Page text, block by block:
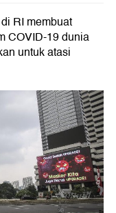
RI membuat
COVID-19 dunia
untuk atasi